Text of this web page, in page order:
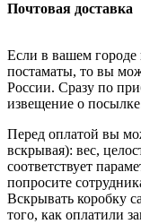
Почтовая доставка
Если в вашем городе
постаматы, то вы
России. Сразу по
извещение о
Перед оплатой вы
вскрывая): вес,
соответствует
попросите
Вскрывать коробку
того, как оплатили